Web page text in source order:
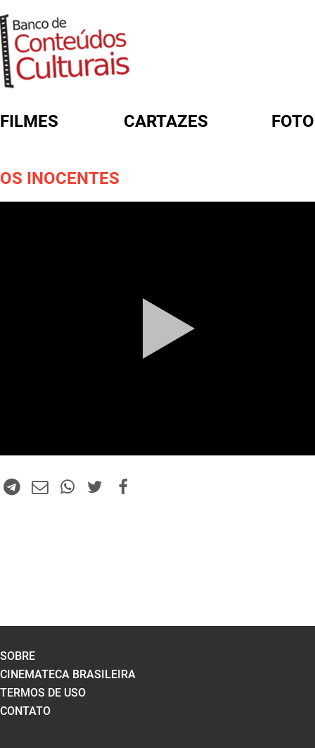
FILMES CARTAZES
OS INOCENTES
SOBRE
CINEMATECA BRASILEIRA
TERMOS DE USO
CONTATO